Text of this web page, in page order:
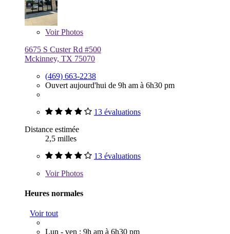
VoirPhotos
6675 S Custer Rd #500
Mckinney, TX 75070
(469) 663-2238
Ouvert aujourd'hui de 9h am à 6h30 pm
13 évaluations
Distance estimée
2,5 milles
13 évaluations
VoirPhotos
Heures normales
Voir tout
Lun - ven : 9h am à 6h30 pm